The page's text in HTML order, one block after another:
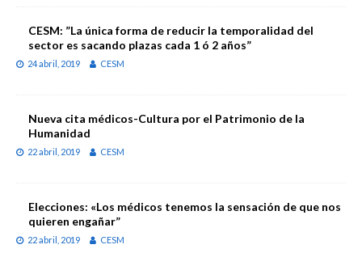
CESM: ”La única forma de reducir la temporalidad del
sector es sacando plazas cada 1 ó 2 años”
24 abril, 2019 CESM
Nueva cita médicos-Cultura por el Patrimonio de la
Humanidad
22 abril, 2019 CESM
Elecciones: «Los médicos tenemos la sensación de que nos
quieren engañar”
22 abril, 2019 CESM